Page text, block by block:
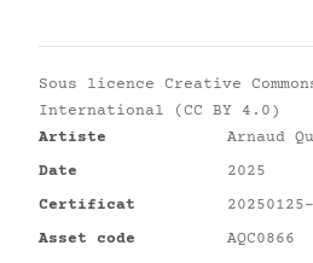
Sous licence Creative
International (CC BY 4.0)
Artiste
Arnaud
Date
2025
Certificat
Asset code
AQC0866